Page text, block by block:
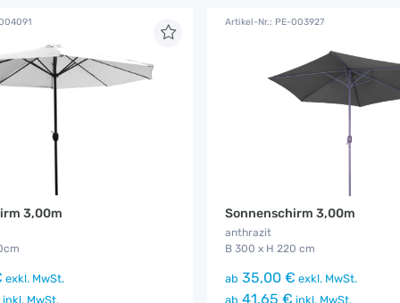
3,00m
exkl. MwSt.
inkl. MwSt.
Artikel-Nr.: PE-003927
Sonnenschirm 3,00m
anthrazit
B 300 x H 220 cm
ab 35,00 € exkl. MwSt.
ab 41,65 € inkl. MwSt.